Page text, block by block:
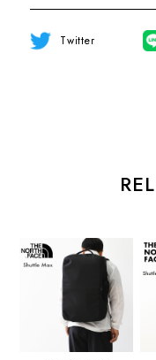
Twitter